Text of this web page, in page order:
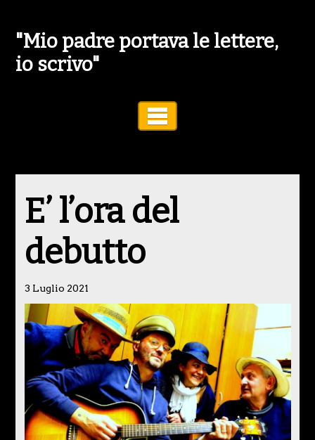
"Mio padre portava le lettere,
io scrivo"
E’ l’ora del
debutto
3 Luglio 2021